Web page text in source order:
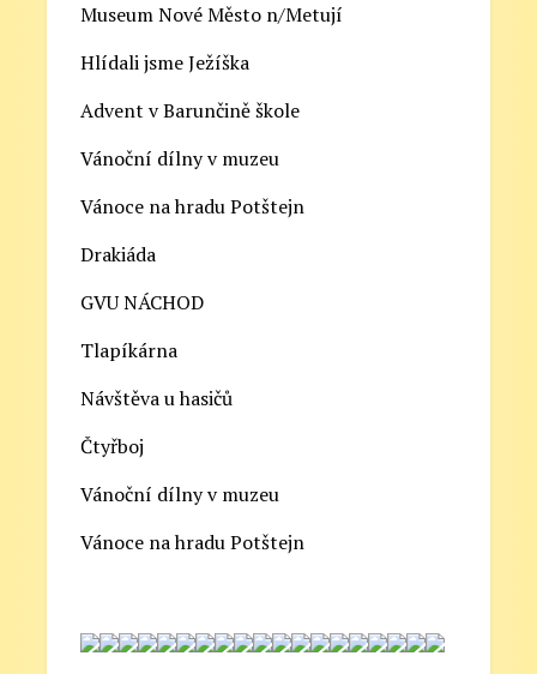
Museum Nové Město n/Metují
Hlídali jsme Ježíška
Advent v Barunčině škole
Vánoční dílny v muzeu
Vánoce na hradu Potštejn
Drakiáda
GVU NÁCHOD
Tlapíkárna
Návštěva u hasičů
Čtyřboj
Vánoční dílny v muzeu
Vánoce na hradu Potštejn